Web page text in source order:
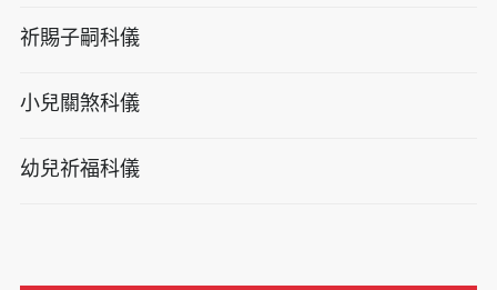
祈賜子嗣科儀
小兒關煞科儀
幼兒祈福科儀